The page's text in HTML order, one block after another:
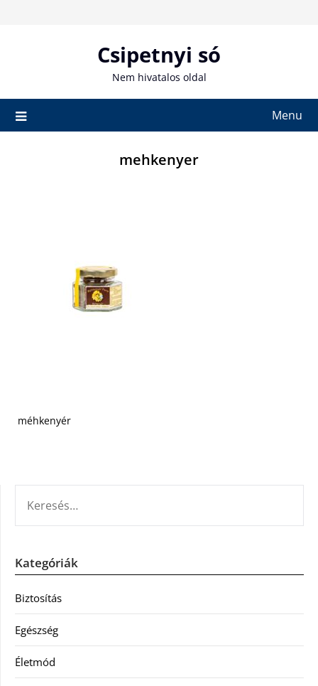
Csipetnyi só
Nem hivatalos oldal
Menu
mehkenyer
méhkenyér
Kategóriák
Biztosítás
Egészség
Életmód